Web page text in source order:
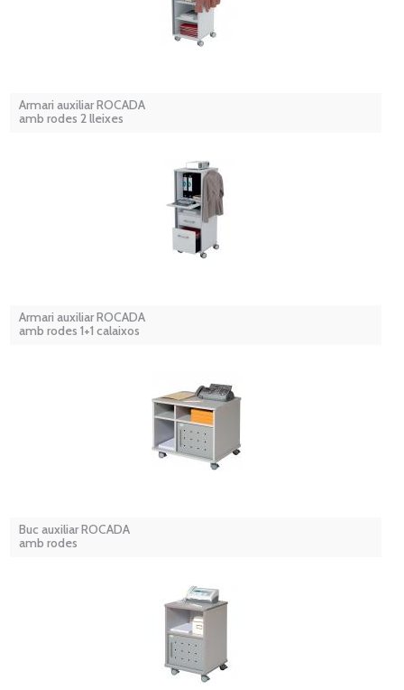
Armari auxiliar ROCADA
amb rodes 2 lleixes
Armari auxiliar ROCADA
amb rodes 1+1 calaixos
Buc auxiliar ROCADA
amb rodes